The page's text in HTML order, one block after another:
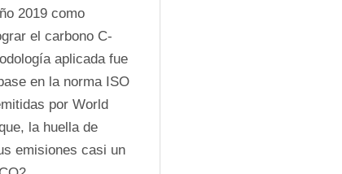
2019 como
el carbono C-
aplicada fue
en la norma ISO
por World
la huella de
emisiones casi un